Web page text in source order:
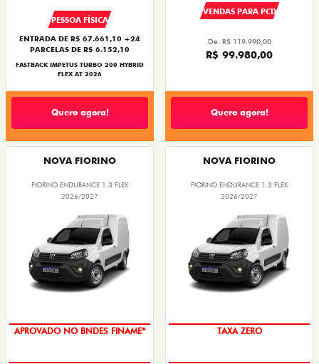
PESSOA FÍSICA
ENTRADA DE R$ 67.661,10 +24
PARCELAS DE R$ 6.152,10
FASTBACK IMPETUS TURBO 200 HYBRID
FLEX AT 2026
Quero agora!
VENDAS PARA PCD
De: R$ 119.990,00
R$ 99.980,00
Quero agora!
NOVA FIORINO
FIORINO ENDURANCE 1.3 FLEX
2026/2027
APROVADO NO BNDES FINAME*
NOVA FIORINO
FIORINO ENDURANCE 1.3 FLEX
2026/2027
TAXA ZERO